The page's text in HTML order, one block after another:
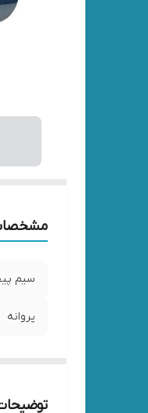
سیم
پروانه